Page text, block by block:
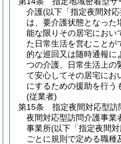
介護(以下「指定夜間対
は、要介護状態となった
能な限りその居宅におい
た日常生活を営むことが
的な巡回又は随時通報に
つの介護、日常生活上の
て安心してその居宅にお
にするための援助を行う
(従業者)
第15条
指定夜間対応型訪
夜間対応型訪問介護事業
事業所(以下「指定夜間
ごとに規則で定める職